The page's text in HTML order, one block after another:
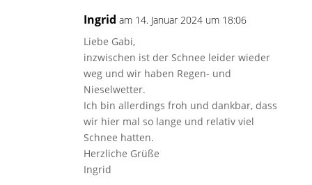
Ingrid am 14. Januar 2024 um 18:06
Liebe Gabi,
inzwischen ist der Schnee leider wieder
weg und wir haben Regen- und
Nieselwetter.
Ich bin allerdings froh und dankbar, dass
wir hier mal so lange und relativ viel
Schnee hatten.
Herzliche Grüße
Ingrid